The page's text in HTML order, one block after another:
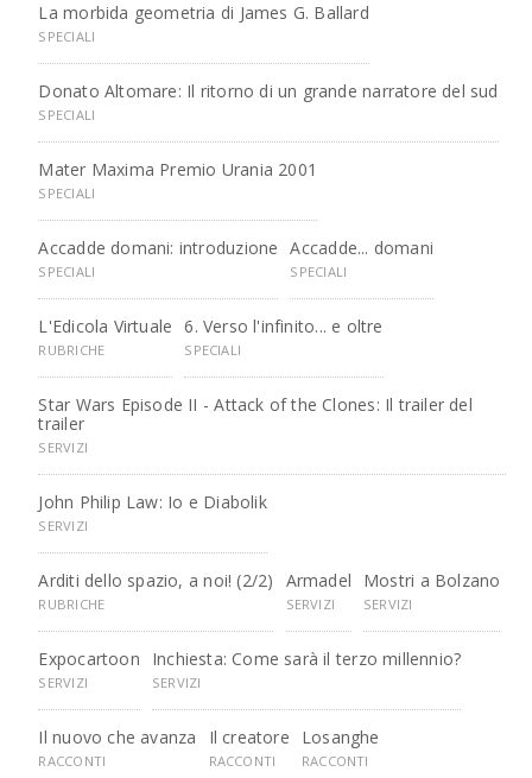
La morbida geometria di James G. Ballard
SPECIALI
Donato Altomare: Il ritorno di un grande narratore del sud
SPECIALI
Mater Maxima Premio Urania 2001
SPECIALI
Accadde domani: introduzione
SPECIALI
Accadde... domani
SPECIALI
L'Edicola Virtuale
RUBRICHE
6. Verso l'infinito... e oltre
SPECIALI
Star Wars Episode II - Attack of the Clones: Il trailer del
trailer
SERVIZI
John Philip Law: Io e Diabolik
SERVIZI
Arditi dello spazio, a noi! (2/2)
RUBRICHE
Armadel
SERVIZI
Mostri a Bolzano
SERVIZI
Expocartoon
SERVIZI
Inchiesta: Come sarà il terzo millennio?
SERVIZI
Il nuovo che avanza
RACCONTI
Il creatore
RACCONTI
Losanghe
RACCONTI